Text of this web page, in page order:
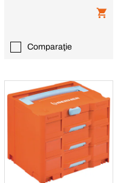
Comparaţie